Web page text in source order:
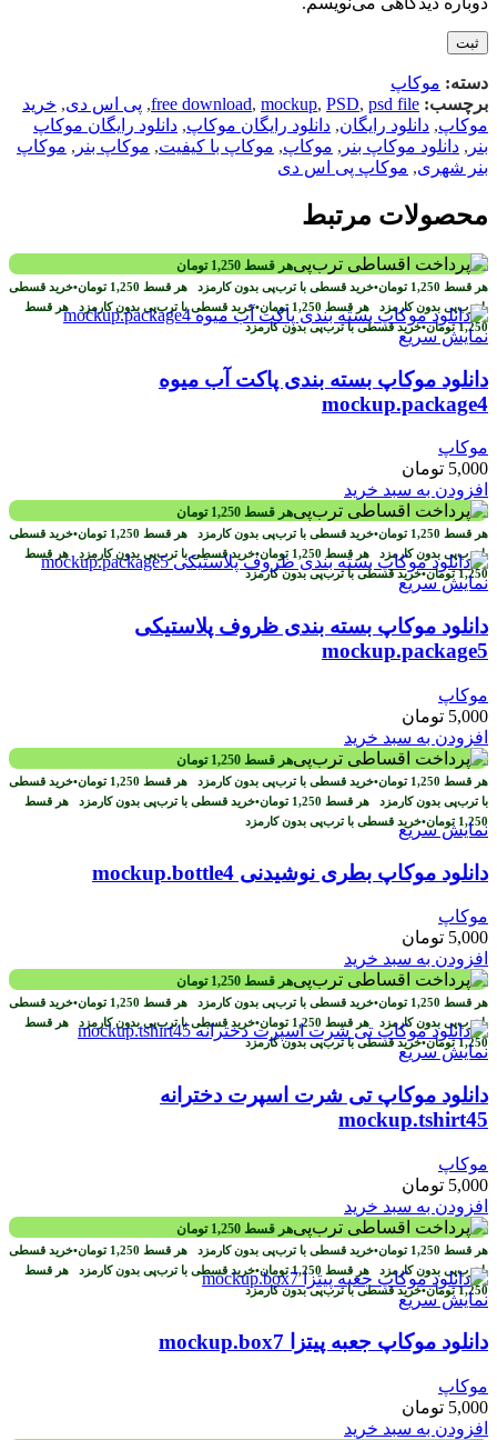
دسته: موکاپ
برچسب:
free download, mockup, PSD, psd file
, پی اس دی, خرید
موکاپ, دانلود رایگان, دانلود رایگان موکاپ, دانلود رایگان موکاپ
بنر , دانلود موکاپ بنر , موکاپ, موکاپ با کیفیت, موکاپ بنر , موکاپ
بنر شهری, موکاپ پی اس دی
محصولات مرتبط
هر قسط 1,250 تومان
هر قسط 1,250 تومان•خرید قسطی با ترب‌پی بدون کارمزد هر قسط 1,250 تومان•خرید قسطی
با ترب‌پی بدون کارمزد هر قسط 1,250 تومان•خرید قسطی با ترب‌پی بدون کارمزد هر قسط
1,250 تومان•خرید قسطی با ترب‌پی بدون کارمزدنمایش سریع
دانلود موکاپ بسته بندی پاکت آب میوه
mockup.package4
موکاپ
5,000 تومان
افزودن به سبد خرید
هر قسط 1,250 تومان
هر قسط 1,250 تومان•خرید قسطی با ترب‌پی بدون کارمزد هر قسط 1,250 تومان•خرید قسطی
با ترب‌پی بدون کارمزد هر قسط 1,250 تومان•خرید قسطی با ترب‌پی بدون کارمزدهر قسط
1,250 تومان•خرید قسطی با ترب‌پی بدون کارمزدنمایش سریع
دانلود موکاپ بسته بندی ظروف پلاستیکی
mockup.package5
موکاپ
5,000 تومان
افزودن به سبد خرید
هر قسط 1,250 تومان
هر قسط 1,250 تومان•خرید قسطی با ترب‌پی بدون کارمزد هر قسط 1,250 تومان•خرید قسطی
با ترب‌پی بدون کارمزد هر قسط 1,250 تومان•خرید قسطی با ترب‌پی بدون کارمزد هر قسط
1,250 تومان•خرید قسطی با ترب‌پی بدون کارمزدنمایش سریع
دانلود موکاپ بطری نوشیدنی mockup.bottle4
موکاپ
5,000 تومان
افزودن به سبد خرید
هر قسط 1,250 تومان
هر قسط 1,250 تومان•خرید قسطی با ترب‌پی بدون کارمزد هر قسط 1,250 تومان•خرید قسطی
با ترب‌پی بدون کارمزد هر قسط 1,250 تومان•خرید قسطی با ترب‌پی بدون کارمزد هر قسط
1,250 تومان•خرید قسطی با ترب‌پی بدون کارمزدنمایش سریع
دانلود موکاپ تی شرت اسپرت دخترانه
mockup.tshirt45
موکاپ
5,000 تومان
افزودن به سبد خرید
هر قسط 1,250 تومان
هر قسط 1,250 تومان•خرید قسطی با ترب‌پی بدون کارمزد هر قسط 1,250 تومان•خرید قسطی
با ترب‌پی بدون کارمزد هر قسط 1,250 تومان•خرید قسطی با ترب‌پی بدون کارمزد هر قسط
1,250 تومان•خرید قسطی با ترب‌پی بدون کارمزدنمایش سریع
دانلود موکاپ جعبه پیتزا mockup.box7
موکاپ
5,000 تومان
افزودن به سبد خرید